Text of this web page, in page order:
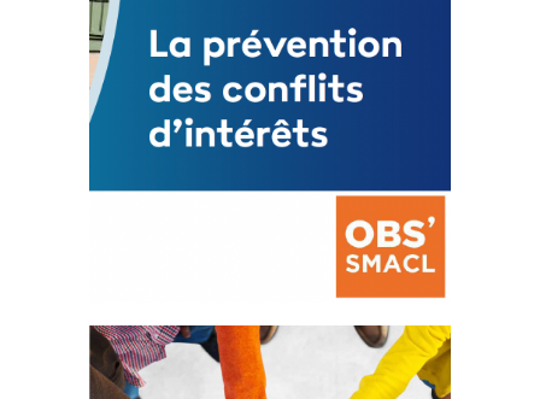
La prévention des conflits
d’intérêts
18 septembre 2023